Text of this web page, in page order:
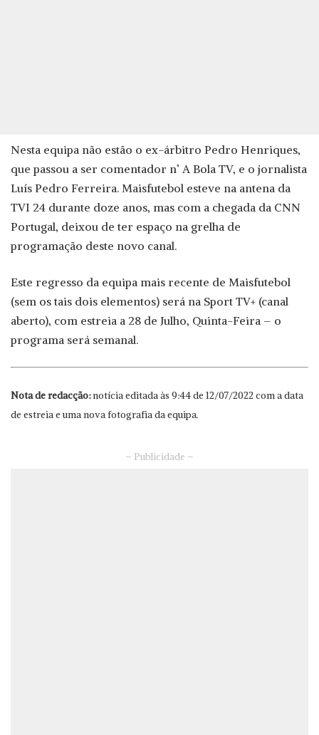
Nesta equipa não estão o ex-árbitro Pedro Henriques,
que passou a ser comentador n’ A Bola TV, e o jornalista
Luís Pedro Ferreira. Maisfutebol esteve na antena da
TVI 24 durante doze anos, mas com a chegada da CNN
Portugal, deixou de ter espaço na grelha de
programação deste novo canal.
Este regresso da equipa mais recente de Maisfutebol
(sem os tais dois elementos) será na Sport TV+ (canal
aberto), com estreia a 28 de Julho, Quinta-Feira – o
programa será semanal.
Nota de redacção:notícia editada às 9:44 de 12/07/2022 com a data
de estreia e uma nova fotografia da equipa.
– Publicidade –